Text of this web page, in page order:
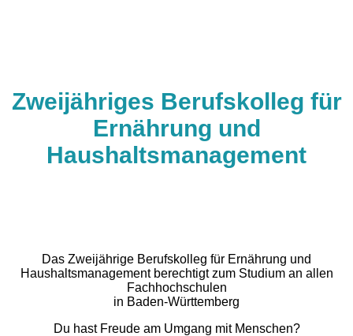
Zweijähriges Berufskolleg für
Ernährung und
Haushaltsmanagement
Das Zweijährige Berufskolleg für Ernährung und
Haushaltsmanagement berechtigt zum Studium an allen
Fachhochschulen
in Baden-Württemberg
Du hast Freude am Umgang mit Menschen?